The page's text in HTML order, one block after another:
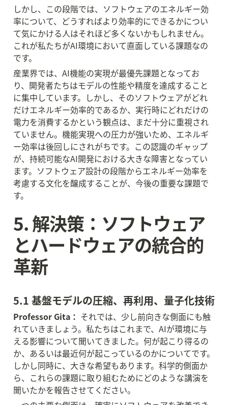
しかし、この段階では、ソフトウェアのエネルギー効
率について、どうすればより効率的にできるかについ
て気にかける人はそれほど多くないかもしれません。
これが私たちがAI環境において直面している課題なの
です。
産業界では、AI機能の実現が最優先課題となってお
り、開発者たちはモデルの性能や精度を達成すること
に集中しています。しかし、そのソフトウェアがどれ
だけエネルギー効率的であるか、実行時にどれだけの
電力を消費するかという観点は、まだ十分に重視され
ていません。機能実現への圧力が強いため、エネルギ
ー効率は後回しにされがちです。この認識のギャップ
が、持続可能なAI開発における大きな障害となってい
ます。ソフトウェア設計の段階からエネルギー効率を
考慮する文化を醸成することが、今後の重要な課題で
す。
5. 解決策：ソフトウェア
とハードウェアの統合的
革新
5.1 基盤モデルの圧縮、再利用、量子化技術
Professor Gita： それでは、少し前向きな側面にも触
れていきましょう。私たちはこれまで、AIが環境に与
える影響について聞いてきました。何が起こり得るの
か、あるいは最近何が起こっているのかについてです。
しかし同時に、大きな希望もあります。科学的側面か
ら、これらの課題に取り組むためにどのような講演を
聞いたかを報告させてください。